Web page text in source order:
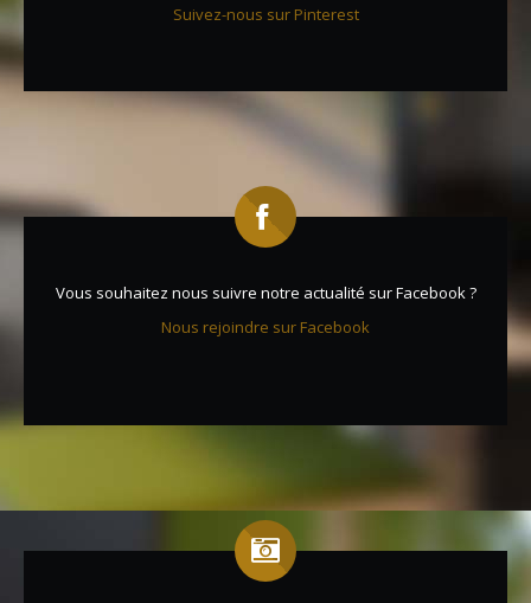
Suivez-nous sur Pinterest
Vous souhaitez nous suivre notre actualité sur Facebook ?
Nous rejoindre sur Facebook